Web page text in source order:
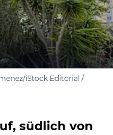
iStock Editorial /
südlich von